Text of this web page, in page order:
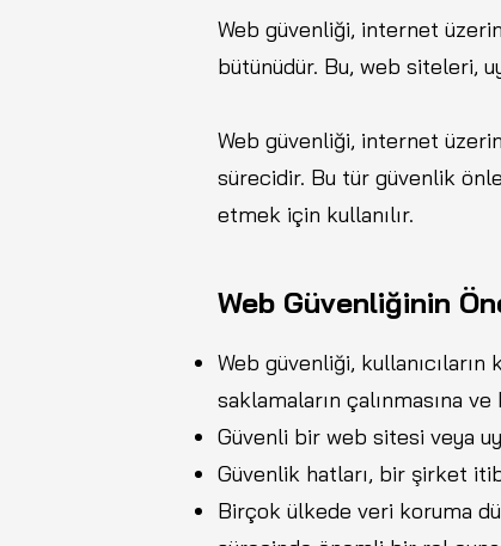
Web güvenliği, internet
bütünüdür. Bu, web siteleri,
Web güvenliği, internet
sürecidir. Bu tür güvenlik
etmek için kullanılır.
Web güvenliği,
saklamaların çalınmasına
Güvenli bir web sitesi veya
Güvenlik hatları, bir şirket
Birçok ülkede veri koruma
Web Güvenliğinin